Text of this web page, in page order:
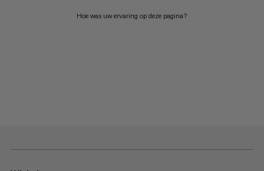
Hoe was uw ervaring op deze pagina?